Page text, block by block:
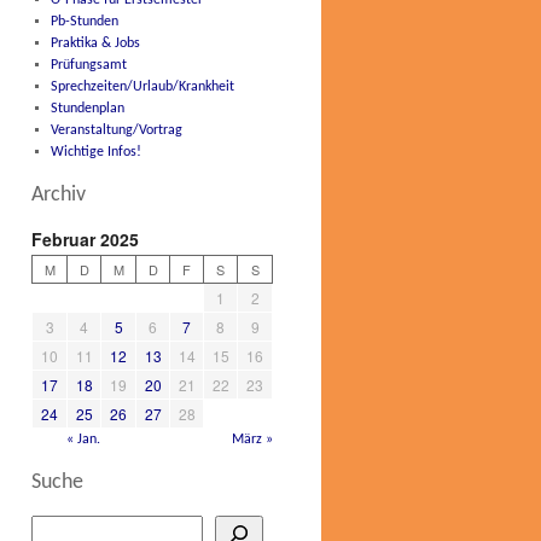
Pb-Stunden
Praktika & Jobs
Prüfungsamt
Sprechzeiten/Urlaub/Krankheit
Stundenplan
Veranstaltung/Vortrag
Wichtige Infos!
Archiv
Februar 2025
M D M D F S S
1
2
3
4 5 6 7 8
9
10
11 12 13 14 15
16
17
18 19 20 21 22
23
24
25 26 27 28
« Jan. März »
Suche